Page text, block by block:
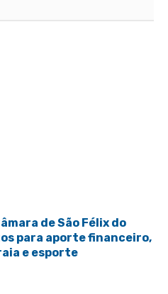
de São Félix do
para aporte financeiro,
e esporte